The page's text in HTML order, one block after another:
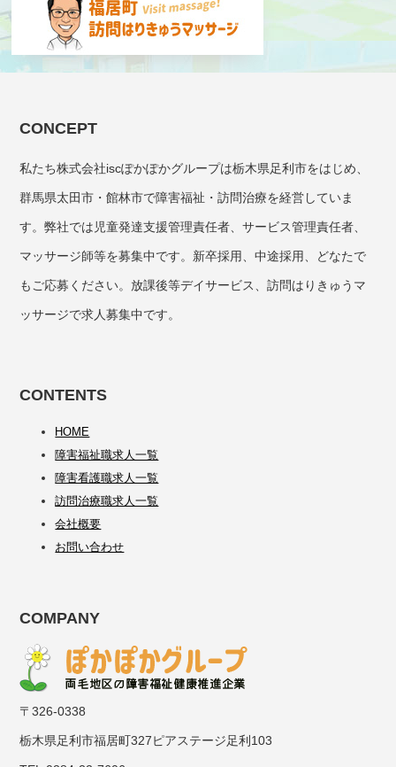
CONCEPT
私たち株式会社iscぽかぽかグループは栃木県足利市をはじめ、
群馬県太田市・館林市で障害福祉・訪問治療を経営していま
す。弊社では児童発達支援管理責任者、サービス管理責任者、
マッサージ師等を募集中です。新卒採用、中途採用、どなたで
もご応募ください。放課後等デイサービス、訪問はりきゅうマ
ッサージで求人募集中です。
CONTENTS
HOME
障害福祉職求人一覧
障害看護職求人一覧
訪問治療職求人一覧
会社概要
お問い合わせ
COMPANY
〒326-0338
栃木県足利市福居町327ピアステージ足利103